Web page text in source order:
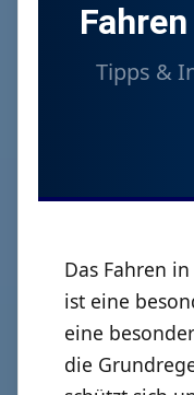
Tipps &
Das Fahren
ist eine
eine
die